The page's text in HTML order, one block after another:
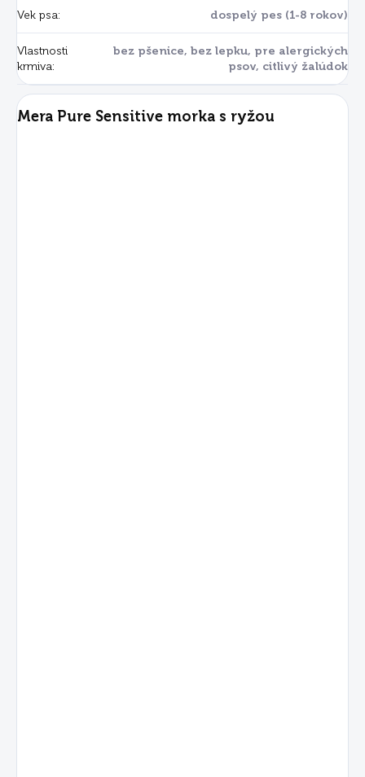
Vek psa: dospelý pes (1-8 rokov)
Vlastnosti
krmiva:
bez pšenice, bez lepku, pre alergických
psov, citlivý žalúdok
Mera Pure Sensitive morka s ryžou